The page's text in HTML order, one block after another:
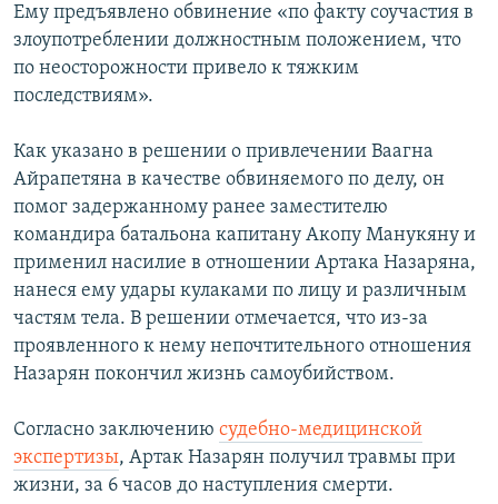
Ему предъявлено обвинение «по факту соучастия в
злоупотреблении должностным положением, что
по неосторожности привело к тяжким
последствиям».
Как указано в решении о привлечении Ваагна
Айрапетяна в качестве обвиняемого по делу, он
помог задержанному ранее заместителю
командира батальона капитану Акопу Манукяну и
применил насилие в отношении Артака Назаряна,
нанеся ему удары кулаками по лицу и различным
частям тела. В решении отмечается, что из-за
проявленного к нему непочтительного отношения
Назарян покончил жизнь самоубийством.
Согласно заключению судебно-медицинской
экспертизы, Артак Назарян получил травмы при
жизни, за 6 часов до наступления смерти.